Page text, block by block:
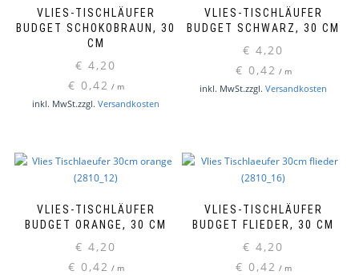
VLIES-TISCHLÄUFER
BUDGET SCHOKOBRAUN, 30
CM
€ 4,20
€ 0,42 / m
inkl. MwSt.zzgl. Versandkosten
VLIES-TISCHLÄUFER
BUDGET SCHWARZ, 30 CM
€ 4,20
€ 0,42 / m
inkl. MwSt.zzgl. Versandkosten
VLIES-TISCHLÄUFER
BUDGET ORANGE, 30 CM
€ 4,20
€ 0,42 / m
VLIES-TISCHLÄUFER
BUDGET FLIEDER, 30 CM
€ 4,20
€ 0,42 / m